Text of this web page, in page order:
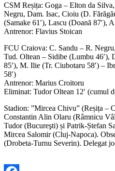
CSM Reșița: Goga – Elton da
Negru, Dam. Isac, Cioiu (D.
(Samake 61′), Lascu (Doană 87′),
Antrenor: Flavius Stoican
FCU Craiova: C. Sandu – R.
Tud. Oltean – Sidibe (Lumbu
85′), M. Ilie (Tr. Ciubotaru 58′) –
58′)
Antrenor: Marius Croitoru
Eliminat: Tudor Oltean 12′ (cumul
Stadion: ”Mircea Chivu” (Reșița –
Constantin Alin Olaru (Râmnicu
Tudor (Bucureşti) și Patrik-Ștefan
Mircea Salomir (Cluj-Napoca).
(Drobeta-Turnu Severin). Delegat